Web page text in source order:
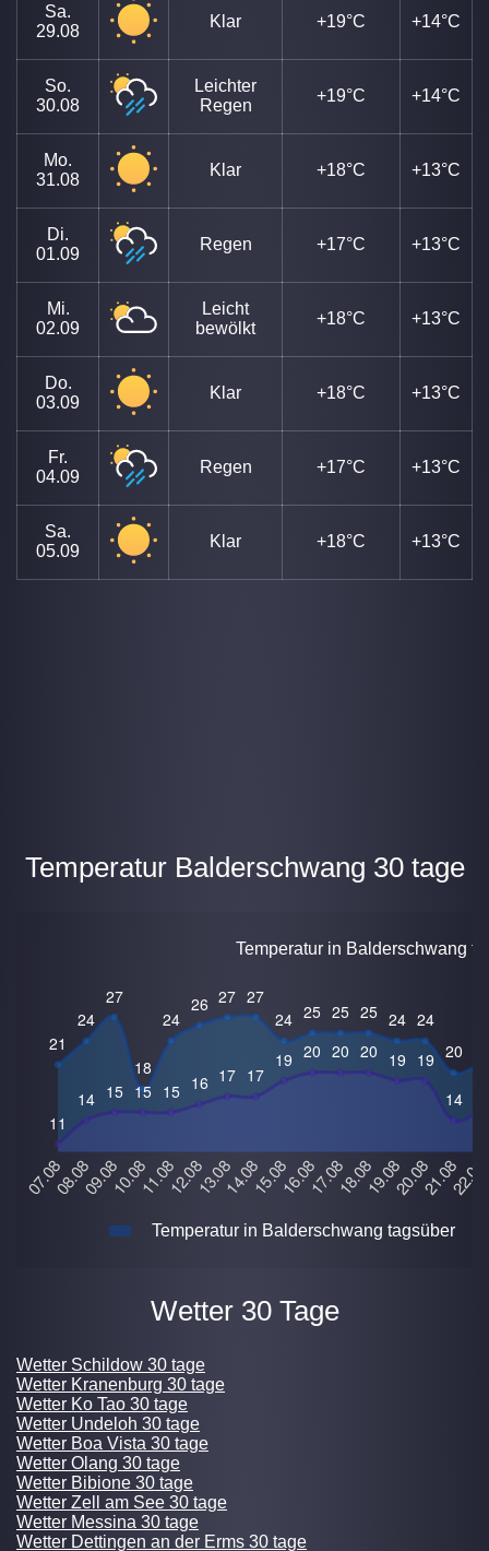
Sa.
29.08
Klar +19°C +14°C
So.
30.08
Leichter
Regen
+19°C +14°C
Mo.
31.08
Klar +18°C +13°C
Di.
01.09
Regen +17°C +13°C
Mi.
02.09
Leicht
bewölkt
+18°C +13°C
Do.
03.09
Klar +18°C +13°C
Fr.
04.09
Regen +17°C +13°C
Sa.
05.09
Klar +18°C +13°C
Temperatur Balderschwang 30 tage
Temperatur in Balderschwang
Temperatur in Balderschwang tagsüber
Wetter 30 Tage
Wetter Schildow 30 tage
Wetter Kranenburg 30 tage
Wetter Ko Tao 30 tage
Wetter Undeloh 30 tage
Wetter Boa Vista 30 tage
Wetter Olang 30 tage
Wetter Bibione 30 tage
Wetter Zell am See 30 tage
Wetter Messina 30 tage
Wetter Dettingen an der Erms 30 tage